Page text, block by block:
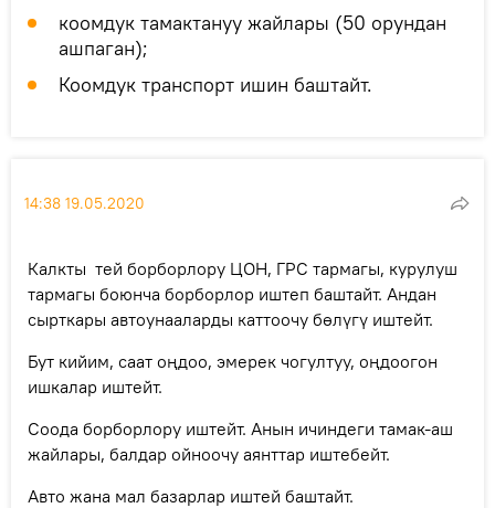
коомдук тамактануу жайлары (50 орундан
ашпаган);
Коомдук транспорт ишин баштайт.
14:38 19.05.2020
Калкты тей борборлору ЦОН, ГРС тармагы, курулуш
тармагы боюнча борборлор иштеп баштайт. Андан
сырткары автоунааларды каттоочу бөлүгү иштейт.
Бут кийим, саат оңдоо, эмерек чогултуу, оңдоогон
ишкалар иштейт.
Соода борборлору иштейт. Анын ичиндеги тамак-аш
жайлары, балдар ойноочу аянттар иштебейт.
Авто жана мал базарлар иштей баштайт.